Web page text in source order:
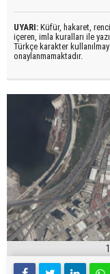
UYARI: Küfür, hakaret,
içeren, imla kuralları ile
Türkçe karakter
onaylanmamaktadır.